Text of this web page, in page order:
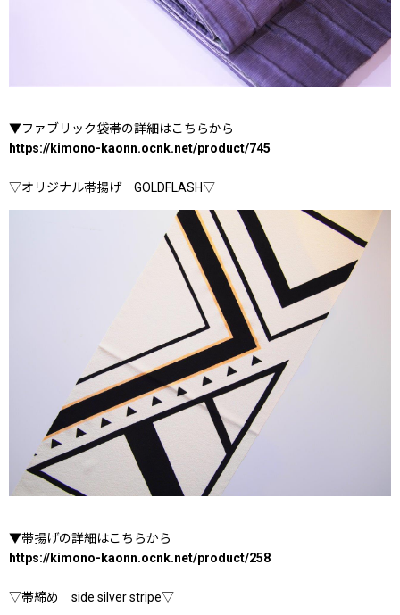
▼ファブリック袋帯の詳細はこちらから
https://kimono-kaonn.ocnk.net/product/745
▽オリジナル帯揚げ GOLDFLASH▽
▼帯揚げの詳細はこちらから
https://kimono-kaonn.ocnk.net/product/258
▽帯締め side silver stripe▽